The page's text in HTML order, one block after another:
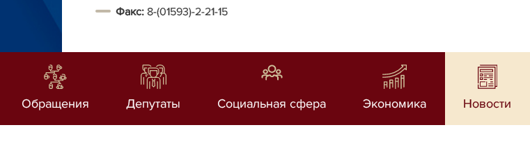
Факс: 8-(01593)-2-21-15
Обращения Депутаты Социальная сфера Экономика Новости